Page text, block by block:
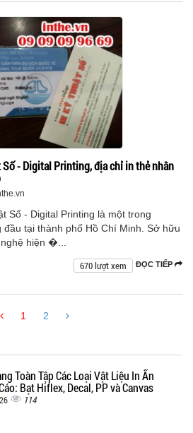
Số - Digital Printing, địa chỉ in thẻ nhân
Số - Digital Printing là một trong
đầu tại thành phố Hồ Chí Minh. Sở hữu
hiện �...
ĐỌC TIẾP
670 lượt xem
1 2
Toàn Tập Các Loại Vật Liệu In Ấn
Bạt Hiflex, Decal, PP và Canvas
114